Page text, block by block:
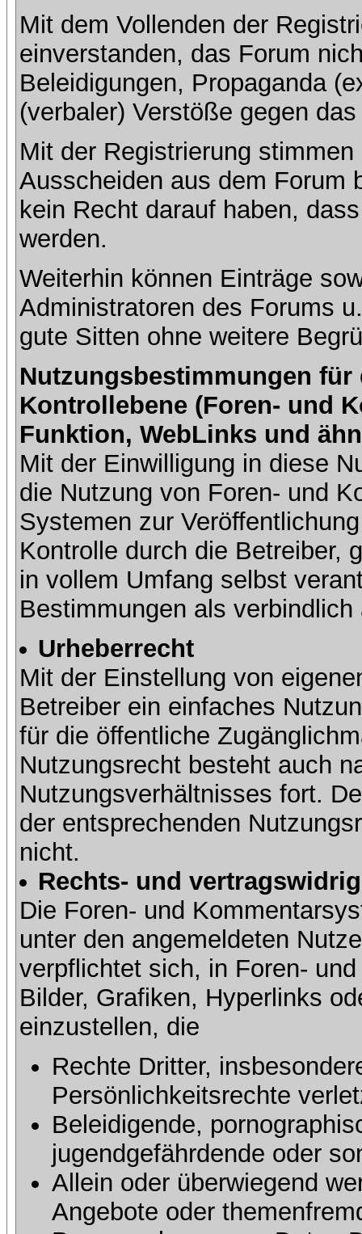
Mit dem Vollenden der
einverstanden, das Forum
Beleidigungen, Propaganda
(verbaler) Verstöße gegen
Mit der Registrierung
Ausscheiden aus dem Forum
kein Recht darauf haben,
werden.
Weiterhin können Einträge
Administratoren des Forums
gute Sitten ohne weitere
Nutzungsbestimmungen
Kontrollebene (Foren- und
Funktion, WebLinks und
Mit der Einwilligung in diese
die Nutzung von Foren- und
Systemen zur
Kontrolle durch die Betreiber,
in vollem Umfang selbst
Bestimmungen als verbindlich
Urheberrecht
Mit der Einstellung von
Betreiber ein einfaches
für die öffentliche
Nutzungsrecht besteht auch
Nutzungsverhältnisses fort.
der entsprechenden
nicht.
Rechts- und
Die Foren- und
unter den angemeldeten
verpflichtet sich, in Foren-
Bilder, Grafiken, Hyperlinks
einzustellen, die
Rechte Dritter,
Persönlichkeitsrechte
Beleidigende,
jugendgefährdende oder
Allein oder überwiegend
Angebote oder